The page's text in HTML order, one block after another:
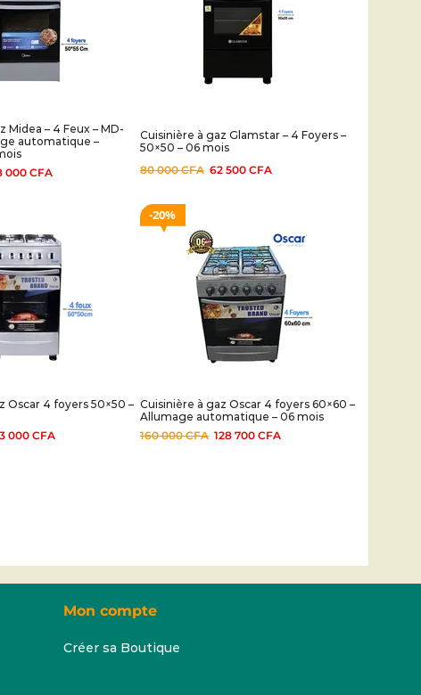
Midea – 4 Feux – MD-
automatique –
000 CFA
Cuisinière à gaz Glamstar – 4 Foyers –
50×50 – 06 mois
80 000CFA 62 500 CFA
Oscar 4 foyers 50×50 –
000CFA
20%
Cuisinière à gaz Oscar 4 foyers 60×60 –
Allumage automatique – 06 mois
160 000CFA 128 700 CFA
Mon compte
Créer sa Boutique